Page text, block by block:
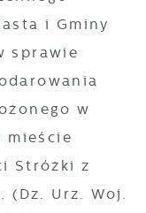
i Gminy
sprawie
w
mieście
Stróżki z
(Dz. Urz. Woj.
te działają w
nasze